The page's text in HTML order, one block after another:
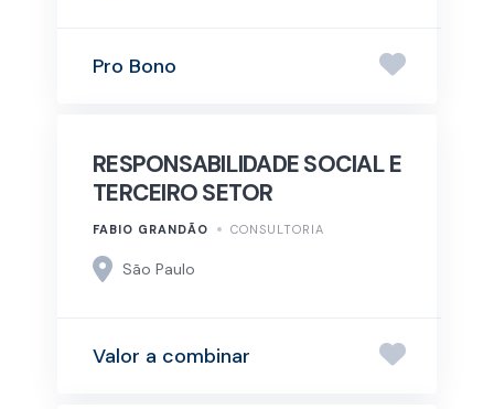
Pro Bono
RESPONSABILIDADE SOCIAL E
TERCEIRO SETOR
FABIO GRANDÃO CONSULTORIA
São Paulo
Valor a combinar